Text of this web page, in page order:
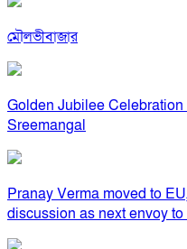
মৌলভীবাজার
Golden Jubilee
Sreemangal
Pranay Verma moved to
discussion as next envoy to